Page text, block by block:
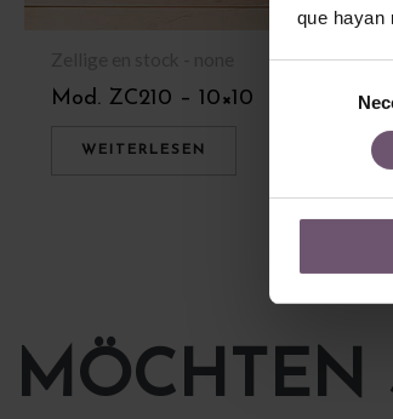
que hayan
consentimiento
Mod. ZC210 – 10×10
WEITERLESEN
MÖCHTEN